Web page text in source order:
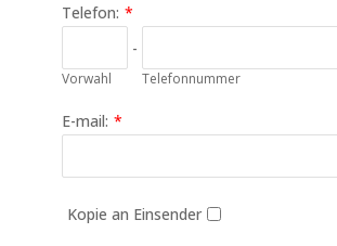
Telefon: *
Vorwahl
-
Telefonnummer
E-mail: *
Kopie an Einsender